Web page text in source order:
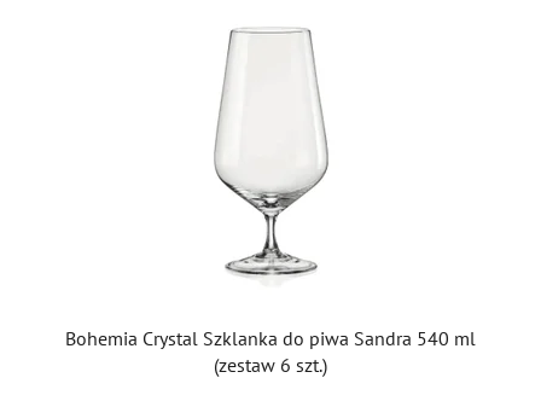
Bohemia Crystal Szklanka do piwa Sandra 540 ml
(zestaw 6 szt.)